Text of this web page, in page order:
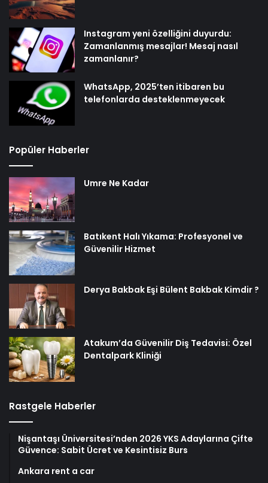
Instagram yeni özelliğini duyurdu:
Zamanlanmış mesajlar! Mesaj nasıl
zamanlanır?
WhatsApp, 2025’ten itibaren bu
telefonlarda desteklenmeyecek
Popüler Haberler
Umre Ne Kadar
Batıkent Halı Yıkama: Profesyonel ve
Güvenilir Hizmet
Derya Bakbak Eşi Bülent Bakbak Kimdir ?
Atakum’da Güvenilir Diş Tedavisi: Özel
Dentalpark Kliniği
Rastgele Haberler
Nişantaşı Üniversitesi’nden 2026 YKS Adaylarına Çifte
Güvence: Sabit Ücret ve Kesintisiz Burs
Ankara rent a car